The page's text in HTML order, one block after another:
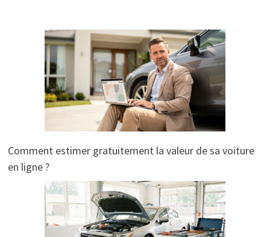
Comment estimer gratuitement la valeur de sa voiture
en ligne ?